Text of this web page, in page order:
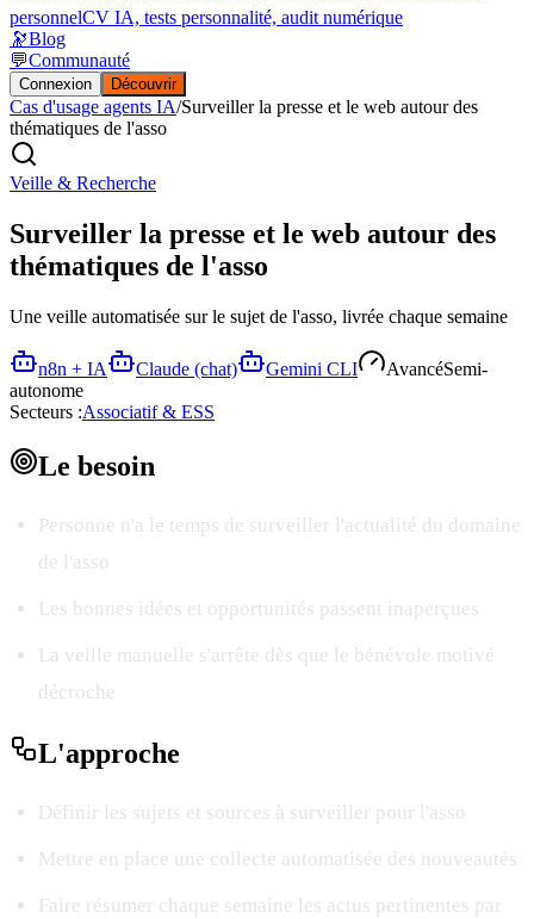
personnelCV IA, tests personnalité, audit numérique
🔭Blog
💬Communauté
Connexion Découvrir
Cas d'usage agents IA/Surveiller la presse et le web autour des
thématiques de l'asso
Veille & Recherche
Surveiller la presse et le web autour des
thématiques de l'asso
Une veille automatisée sur le sujet de l'asso, livrée chaque semaine
n8n + IA Claude (chat) Gemini CLI AvancéSemi-
autonome
Secteurs :Associatif & ESS
Le besoin
Personne n'a le temps de surveiller l'actualité du domaine
de l'asso
Les bonnes idées et opportunités passent inaperçues
La veille manuelle s'arrête dès que le bénévole motivé
décroche
L'approche
Définir les sujets et sources à surveiller pour l'asso
Mettre en place une collecte automatisée des nouveautés
Faire résumer chaque semaine les actus pertinentes par